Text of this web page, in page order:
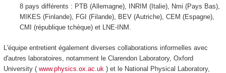
8 pays différents : PTB (Allemagne), INRIM (Italie), Nmi (Pays Bas),
MIKES (Finlande), FGI (Filande), BEV (Autriche), CEM (Espagne),
CMI (république tchèque) et LNE-INM.
L'équipe entretient également diverses collaborations informelles avec
d'autres laboratoires, notamment le Clarendon Laboratory, Oxford
University ( www.physics.ox.ac.uk ) et le National Physical Laboratory,